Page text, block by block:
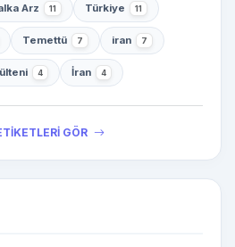
Arz 11 Türkiye 11
Temettü 7 iran 7
4 İran 4
GÖR